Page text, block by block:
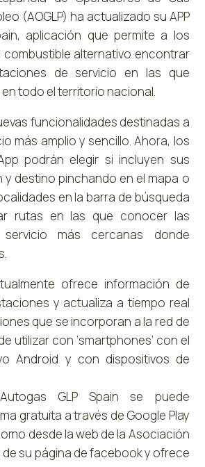
(AOGLP) ha actualizado su APP
aplicación que permite a los
alternativo encontrar
de servicio en las que
todo el territorio nacional.
funcionalidades destinadas a
más amplio y sencillo. Ahora, los
podrán elegir si incluyen sus
destino pinchando en el mapa o
en la barra de búsqueda
rutas en las que conocer las
más cercanas donde
ofrece información de
y actualiza a tiempo real
que se incorporan a la red de
utilizar con ‘smartphones’ con el
Android y con dispositivos de
GLP Spain se puede
gratuita a través de Google Play
desde la web de la Asociación
de su página de facebook y ofrece